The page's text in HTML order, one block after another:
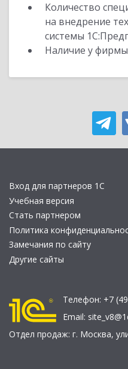
Количество
на внедрение
системы
Наличие у фирмы
Вход для партнеров 1С
Учебная версия
Стать партнером
Политика
Замечания по сайту
Другие сайты
Телефон: +7
Email:
Отдел продаж: г. Москва,